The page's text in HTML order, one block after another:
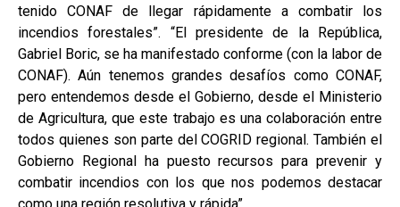
tenido CONAF de llegar rápidamente a combatir los
incendios forestales”. “El presidente de la República,
Gabriel Boric, se ha manifestado conforme (con la labor de
CONAF). Aún tenemos grandes desafíos como CONAF,
pero entendemos desde el Gobierno, desde el Ministerio
de Agricultura, que este trabajo es una colaboración entre
todos quienes son parte del COGRID regional. También el
Gobierno Regional ha puesto recursos para prevenir y
combatir incendios con los que nos podemos destacar